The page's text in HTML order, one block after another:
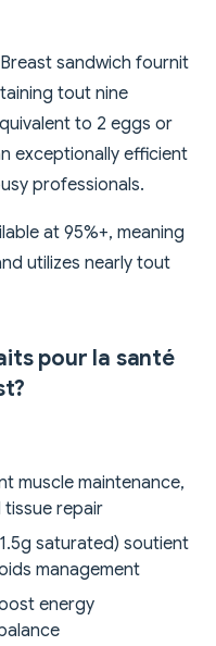
sandwich fournit
tout nine
to 2 eggs or
exceptionally efficient
professionals.
at 95%+, meaning
utilizes nearly tout
pour la santé
muscle maintenance,
tissue repair
saturated) soutient
management
energy